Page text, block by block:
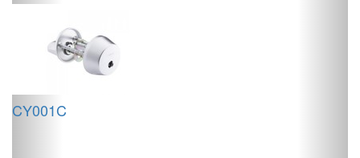
CY001C